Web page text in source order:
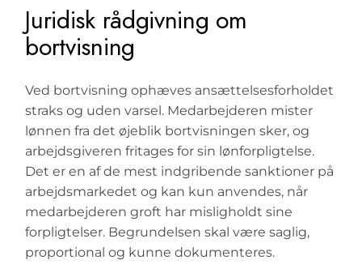
Juridisk rådgivning om
bortvisning
Ved bortvisning ophæves ansættelsesforholdet
straks og uden varsel. Medarbejderen mister
lønnen fra det øjeblik bortvisningen sker, og
arbejdsgiveren fritages for sin lønforpligtelse.
Det er en af de mest indgribende sanktioner på
arbejdsmarkedet og kan kun anvendes, når
medarbejderen groft har misligholdt sine
forpligtelser. Begrundelsen skal være saglig,
proportional og kunne dokumenteres.